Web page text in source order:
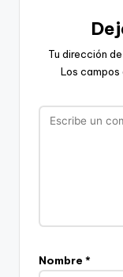
Tu dirección
Los
Nombre *